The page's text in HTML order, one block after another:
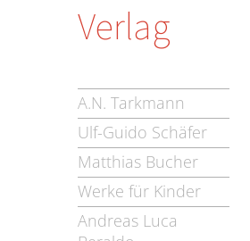
Verlag
A.N. Tarkmann
Ulf-Guido Schäfer
Matthias Bucher
Werke für Kinder
Andreas Luca